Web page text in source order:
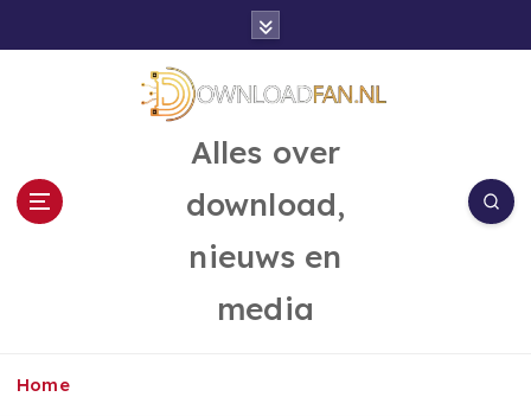
Alles over
download,
nieuws en
media
Home